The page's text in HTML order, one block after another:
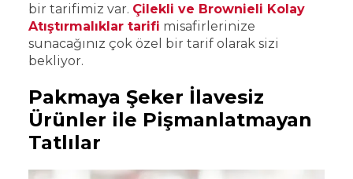
bir tarifimiz var. Çilekli ve Brownieli Kolay
Atıştırmalıklar tarifi misafirlerinize
sunacağınız çok özel bir tarif olarak sizi
bekliyor.
Pakmaya Şeker İlavesiz
Ürünler ile Pişmanlatmayan
Tatlılar